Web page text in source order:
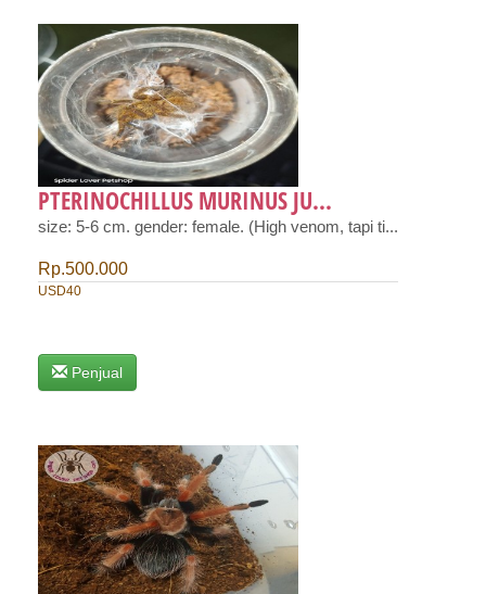
PTERINOCHILLUS MURINUS JU...
size: 5-6 cm. gender: female. (High venom, tapi ti...
Rp.500.000
USD40
Penjual